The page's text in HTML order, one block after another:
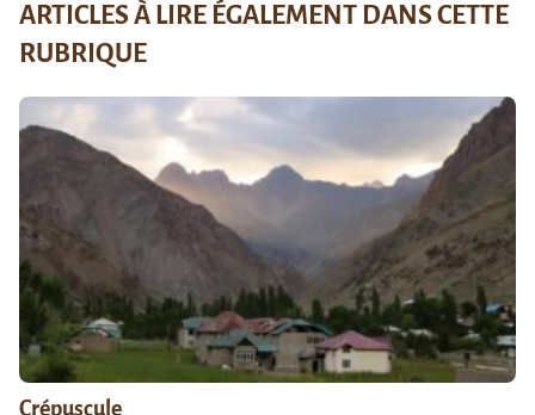
ARTICLES À LIRE ÉGALEMENT DANS CETTE
RUBRIQUE
Crépuscule